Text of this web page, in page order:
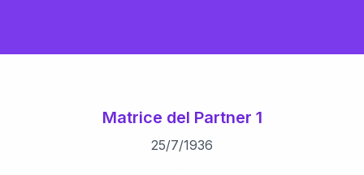
Matrice del Partner 1
25/7/1936